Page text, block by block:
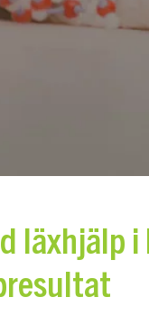
läxhjälp